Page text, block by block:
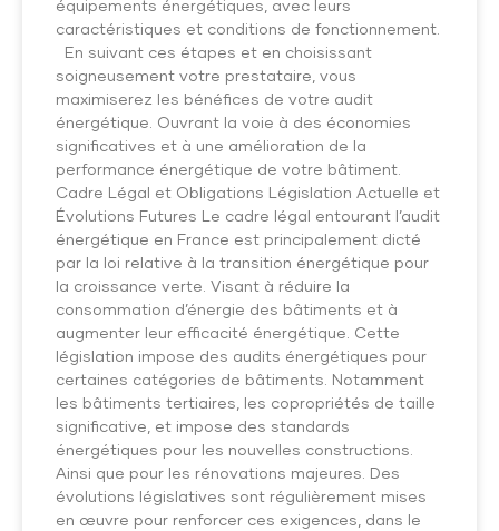
équipements énergétiques, avec leurs
caractéristiques et conditions de fonctionnement.
En suivant ces étapes et en choisissant
soigneusement votre prestataire, vous
maximiserez les bénéfices de votre audit
énergétique. Ouvrant la voie à des économies
significatives et à une amélioration de la
performance énergétique de votre bâtiment.
Cadre Légal et Obligations Législation Actuelle et
Évolutions Futures Le cadre légal entourant l’audit
énergétique en France est principalement dicté
par la loi relative à la transition énergétique pour
la croissance verte. Visant à réduire la
consommation d’énergie des bâtiments et à
augmenter leur efficacité énergétique. Cette
législation impose des audits énergétiques pour
certaines catégories de bâtiments. Notamment
les bâtiments tertiaires, les copropriétés de taille
significative, et impose des standards
énergétiques pour les nouvelles constructions.
Ainsi que pour les rénovations majeures. Des
évolutions législatives sont régulièrement mises
en œuvre pour renforcer ces exigences, dans le